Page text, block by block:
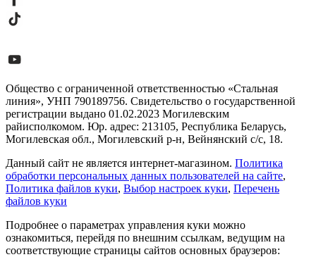
Общество с ограниченной ответственностью «Стальная
линия», УНП 790189756. Свидетельство о государственной
регистрации выдано 01.02.2023 Могилевским
райисполкомом. Юр. адрес: 213105, Республика Беларусь,
Могилевская обл., Могилевский р-н, Вейнянский с/с, 18.
Данный сайт не является интернет-магазином. Политика
обработки персональных данных пользователей на сайте,
Политика файлов куки, Выбор настроек куки, Перечень
файлов куки
Подробнее о параметрах управления куки можно
ознакомиться, перейдя по внешним ссылкам, ведущим на
соответствующие страницы сайтов основных браузеров: